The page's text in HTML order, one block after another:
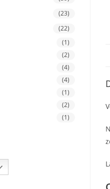
(23)
(22)
(1)
(2)
(4)
(4)
(1)
(2)
(1)